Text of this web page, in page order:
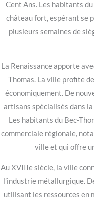
Cent Ans. Les habitants
château fort, espérant se
plusieurs semaines de
La Renaissance apporte
Thomas. La ville profite
économiquement. De
artisans spécialisés dans
Les habitants du Bec-
commerciale régionale,
ville et qui offre
Au XVIIIe siècle, la ville
l’industrie métallurgique.
utilisant les ressources en